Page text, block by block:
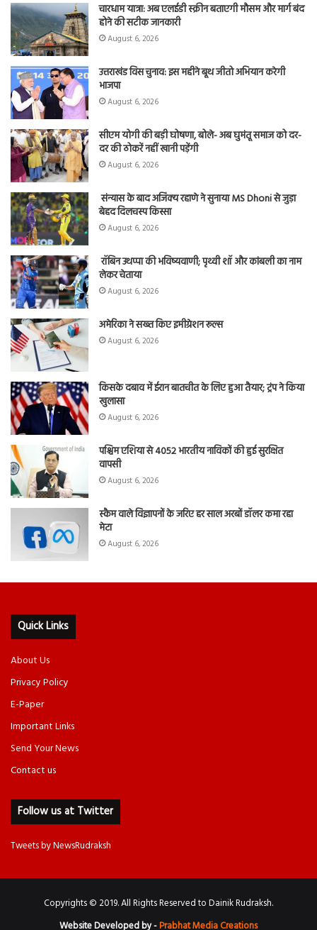
चारधाम यात्रा: अब एलईडी स्क्रीन बताएगी मौसम और मार्ग बंद
होने की सटीक जानकारी
August 6, 2026
उत्तराखंड विस चुनाव: इस महीने बूथ जीतो अभियान करेगी
भाजपा
August 6, 2026
सीएम योगी की बड़ी घोषणा, बोले- अब घुमंतू समाज को दर-
दर की ठोकरें नहीं खानी पड़ेंगी
August 6, 2026
संन्यास के बाद अजिंक्‍य रहाणे ने सुनाया MS Dhoni से जुड़ा
बेहद दिलचस्प किस्सा
August 6, 2026
रॉबिन उथप्पा की भविष्यवाणी; पृथ्वी शॉ और कांबली का नाम
लेकर चेताया
August 6, 2026
अमेरिका ने सख्त किए इमीग्रेशन रूल्स
August 6, 2026
किसके दबाव में ईरान बातचीत के लिए हुआ तैयार; ट्रंप ने किया
खुलासा
August 6, 2026
पश्चिम एशिया से 4052 भारतीय नाविकों की हुई सुरक्षित
वापसी
August 6, 2026
स्कैम वाले विज्ञापनों के जरिए हर साल अरबों डॉलर कमा रहा
मेटा
August 6, 2026
Quick Links
About Us
Privacy Policy
E-Paper
Important Links
Send Your News
Contact us
Follow us at Twitter
Tweets by NewsRudraksh
Copyrights © 2019. All Rights Reserved to Dainik Rudraksh.
Website Developed by -Prabhat Media Creations